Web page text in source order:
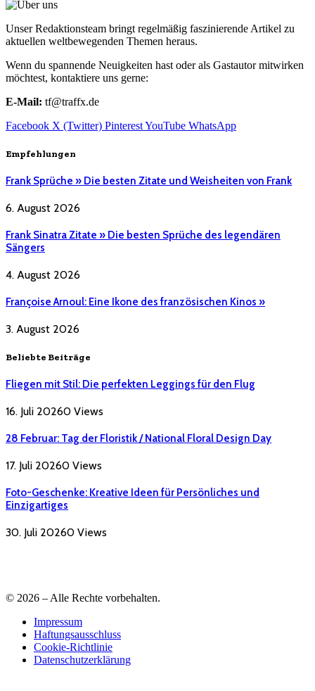
Unser Redaktionsteam bringt regelmäßig faszinierende Artikel zu
aktuellen weltbewegenden Themen heraus.
Wenn du spannende Neuigkeiten hast oder als Gastautor mitwirken
möchtest, kontaktiere uns gerne:
E-Mail: tf@traffx.de
Facebook X (Twitter) PinterestYouTube WhatsApp
Empfehlungen
Frank Sprüche » Die besten Zitate und Weisheiten von Frank
6. August 2026
Frank Sinatra Zitate » Die besten Sprüche des legendären
Sängers
4. August 2026
Françoise Arnoul: Eine Ikone des französischen Kinos »
3. August 2026
Beliebte Beiträge
Fliegen mit Stil: Die perfekten Leggings für den Flug
16. Juli 20260 Views
28 Februar: Tag der Floristik / National Floral Design Day
17. Juli 20260 Views
Foto-Geschenke: Kreative Ideen für Persönliches und
Einzigartiges
30. Juli 20260 Views
© 2026 – Alle Rechte vorbehalten.
Impressum
Haftungsausschluss
Cookie-Richtlinie
Datenschutzerklärung